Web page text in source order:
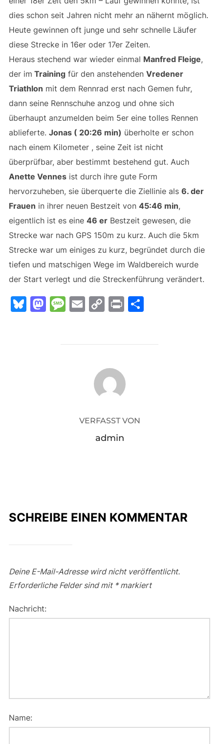
dies schon seit Jahren nicht mehr an nähernt möglich.
Heute gewinnen oft junge und sehr schnelle Läufer
diese Strecke in 16er oder 17er Zeiten.
Heraus stechend war wieder einmal Manfred Fleige,
der im Trainingfür den anstehenden Vredener
Triathlon mit dem Rennrad erst nach Gemen fuhr,
dann seine Rennschuhe anzog und ohne sich
überhaupt anzumelden beim 5er eine tolles Rennen
ablieferte. Jonas ( 20:26 min) überholte er schon
nach einem Kilometer , seine Zeit ist nicht
überprüfbar, aber bestimmt bestehend gut. Auch
Anette Vennesist durch ihre gute Form
hervorzuheben, sie überquerte die Ziellinie als 6. der
Frauen in ihrer neuen Bestzeit von 45:46 min,
eigentlich ist es eine 46 erBestzeit gewesen, die
Strecke war nach GPS 150m zu kurz. Auch die 5km
Strecke war um einiges zu kurz, begründet durch die
tiefen und matschigen Wege im Waldbereich wurde
der Start verlegt und die Streckenführung verändert.
Bl M M
s
E
l
C
y
Li
n
k
Pr T
n
BEITRAGSAUTOR
VERFASST VON
admin
SCHREIBE EINEN KOMMENTAR
Deine E-Mail-Adresse wird nicht veröffentlicht.
Erforderliche Felder sind mit *markiert
Nachricht:
Name: